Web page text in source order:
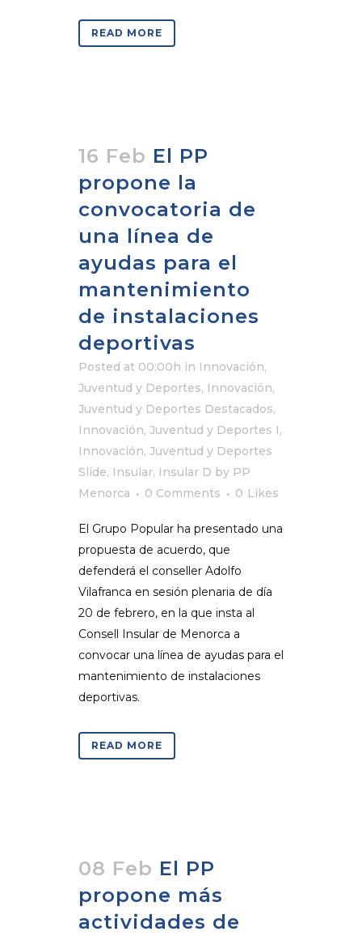
READ MORE
16 Feb El PP
propone la
convocatoria de
una línea de
ayudas para el
mantenimiento
de instalaciones
deportivas
Posted at 00:00h in Innovación,
Juventud y Deportes, Innovación,
Juventud y Deportes Destacados,
Innovación, Juventud y Deportes I,
Innovación, Juventud y Deportes
Slide, Insular, Insular D by PP
Menorca
0 Comments 0 Likes
El Grupo Popular ha presentado una
propuesta de acuerdo, que
defenderá el conseller Adolfo
Vilafranca en sesión plenaria de día
20 de febrero, en la que insta al
Consell Insular de Menorca a
convocar una línea de ayudas para el
mantenimiento de instalaciones
deportivas.
READ MORE
08 Feb El PP
propone más
actividades de